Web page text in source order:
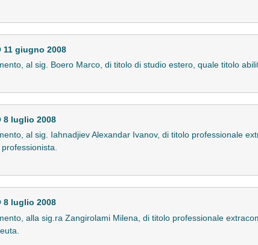
11 giugno 2008
al sig. Boero Marco, di titolo di studio estero, quale titolo
8 luglio 2008
al sig. Iahnadjiev Alexandar Ivanov, di titolo professionale
8 luglio 2008
alla sig.ra Zangirolami Milena, di titolo professionale